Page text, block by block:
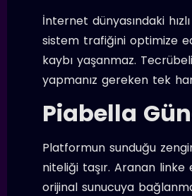
İnternet dünyasındaki
sistem trafiğini optimize
kaybı yaşanmaz.
yapmanız gereken tek
Piabella
Platformun sunduğu
niteliği taşır. Aranan
orijinal sunucuya